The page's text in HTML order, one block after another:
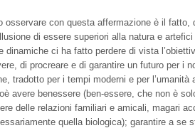
osservare con questa affermazione è il fatto,
di essere superiori alla natura e
dinamiche ci ha fatto perdere di vista
di procreare e di garantire un futuro per i
tradotto per i tempi moderni e per l’umanità
avere benessere (ben-essere, che non è
delle relazioni familiari e amicali, magari
quella biologica); garantire a se